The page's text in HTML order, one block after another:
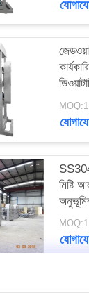
MOQ:1
SS304
মিষ্টি
MOQ:1